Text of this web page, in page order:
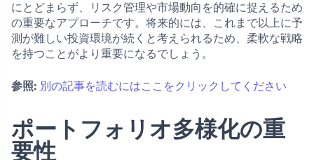
にとどまらず、リスク管理や市場動向を的確に捉えるため
の重要なアプローチです。将来的には、これまで以上に予
測が難しい投資環境が続くと考えられるため、柔軟な戦略
を持つことがより重要になるでしょう。
参照: 別の記事を読むにはここをクリックしてください
ポートフォリオ多様化の重
要性